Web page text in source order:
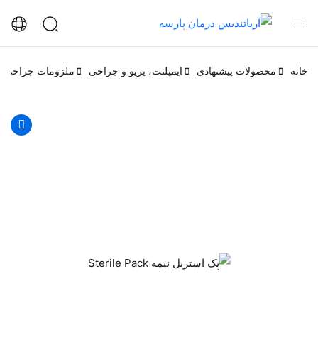
خانه محصولات پیشنهادی ایمپلنت، پریو و جراحی ملزومات جراحی